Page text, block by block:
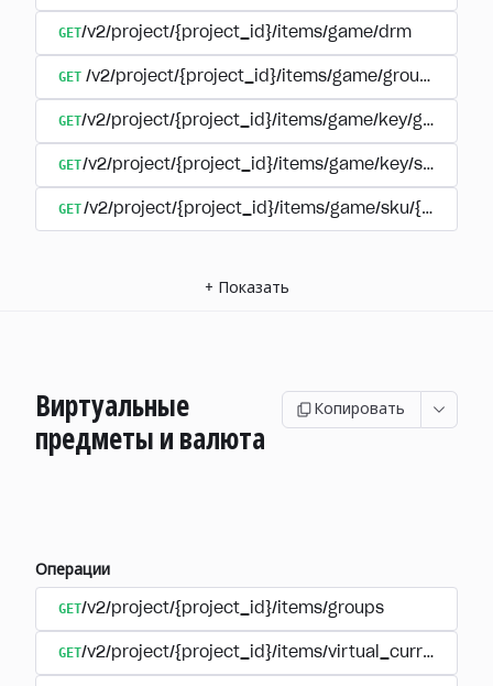
GET/v2/project/{project_id}/items/game/drm
GET /v2/project/{project_id}/items/game/group/
GET/v2/project/{project_id}/items/game/key/group/
GET/v2/project/{project_id}/items/game/key/sku/
GET/v2/project/{project_id}/items/game/sku/
+ Показать
Виртуальные
предметы и валюта
Копировать
Операции
GET/v2/project/{project_id}/items/groups
GET/v2/project/{project_id}/items/virtual_currency